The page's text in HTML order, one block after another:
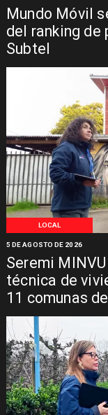
Mundo Móvil
del ranking
Subtel
LOCAL
Seremi
técnica de
11 comunas
5 DE AGOSTO DE 2026